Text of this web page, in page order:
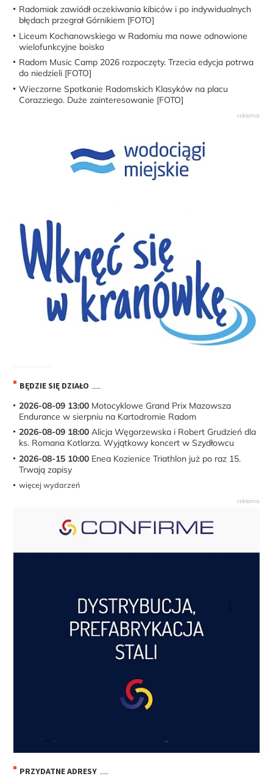
Radomiak zawiódł oczekiwania kibiców i po indywidualnych
błędach przegrał Górnikiem [FOTO]
Liceum Kochanowskiego w Radomiu ma nowe odnowione
wielofunkcyjne boisko
Radom Music Camp 2026 rozpoczęty. Trzecia edycja potrwa
do niedzieli [FOTO]
Wieczorne Spotkanie Radomskich Klasyków na placu
Corazziego. Duże zainteresowanie [FOTO]
BĘDZIE SIĘ DZIAŁO
2026-08-09 13:00 Motocyklowe Grand Prix Mazowsza
Endurance w sierpniu na Kartodromie Radom
2026-08-09 18:00 Alicja Węgorzewska i Robert Grudzień dla
ks. Romana Kotlarza. Wyjątkowy koncert w Szydłowcu
2026-08-15 10:00 Enea Kozienice Triathlon już po raz 15.
Trwają zapisy
więcej wydarzeń
PRZYDATNE ADRESY